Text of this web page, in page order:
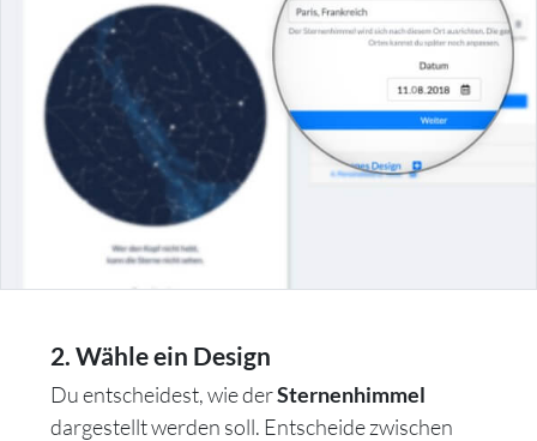
2. Wähle ein Design
Du entscheidest, wie derSternenhimmel
dargestellt werden soll. Entscheide zwischen